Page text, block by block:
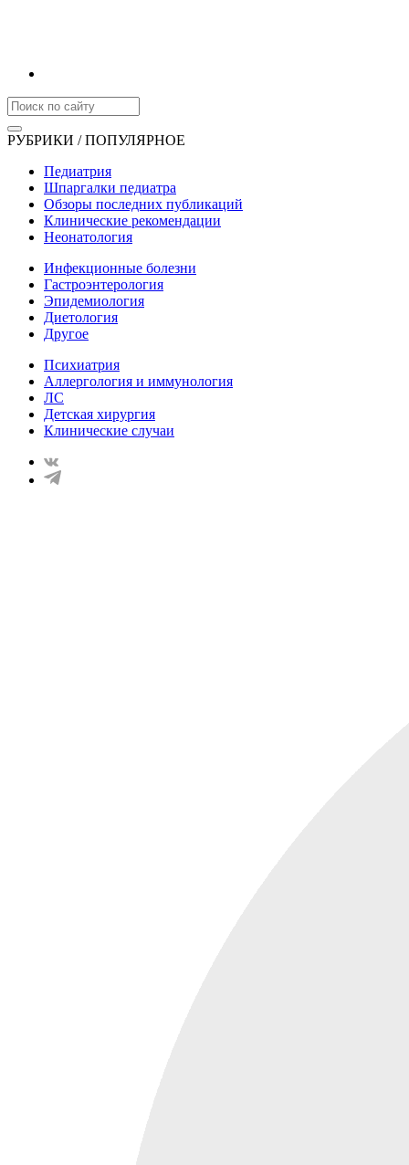
РУБРИКИ / ПОПУЛЯРНОЕ
Педиатрия
Шпаргалки педиатра
Обзоры последних публикаций
Клинические рекомендации
Неонатология
Инфекционные болезни
Гастроэнтерология
Эпидемиология
Диетология
Другое
Психиатрия
Аллергология и иммунология
ЛС
Детская хирургия
Клинические случаи